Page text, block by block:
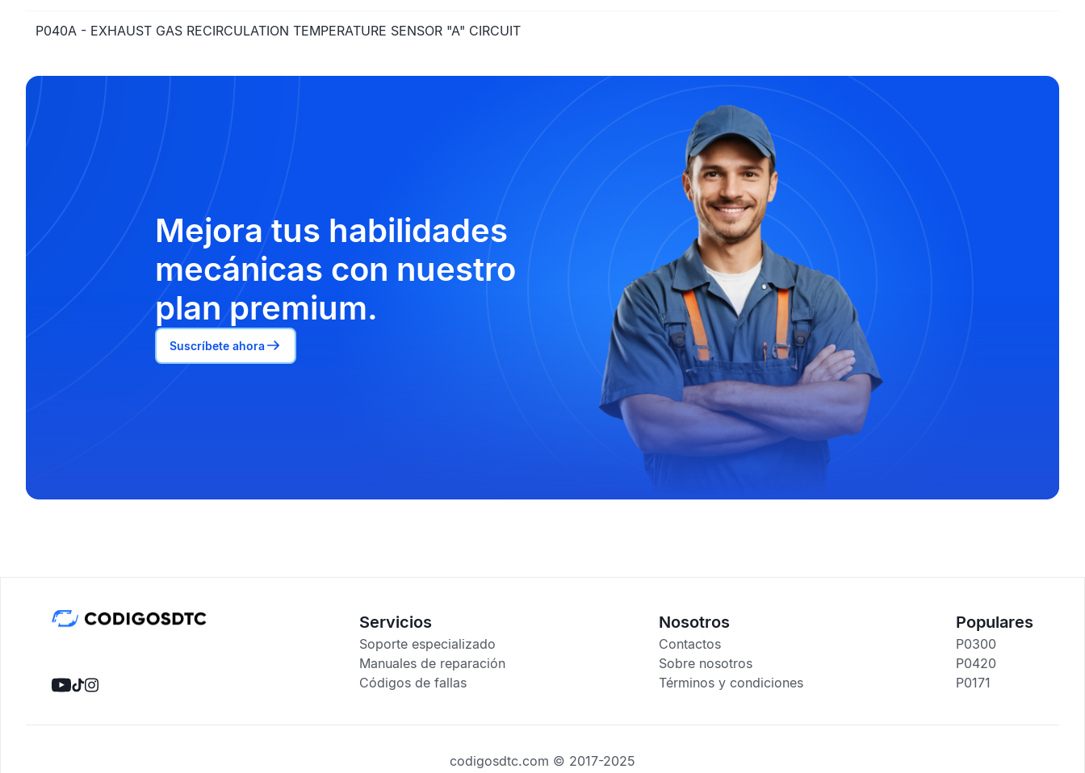
P040A - EXHAUST GAS RECIRCULATION TEMPERATURE SENSOR "A" CIRCUIT
Mejora tus habilidades
mecánicas con nuestro
plan premium.
Suscríbete ahora
Servicios
Soporte especializado
Manuales de reparación
Códigos de fallas
Nosotros
Contactos
Sobre nosotros
Términos y condiciones
Populares
P0300
P0420
P0171
codigosdtc.com © 2017-2025